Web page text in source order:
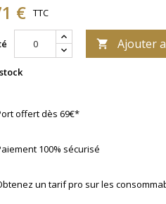
€ TTC
 Ajouter
offert dès 69€*
100% sécurisé
un tarif pro sur les